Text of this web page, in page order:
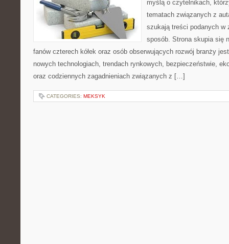
myślą o czytelnikach,
tematach związanych z
szukają treści podanych w
sposób. Strona skupia się
fanów czterech kółek oraz osób obserwujących rozwój branży
nowych technologiach, trendach rynkowych, bezpieczeństwie,
oraz codziennych zagadnieniach związanych z […]
CATEGORIES: MEKSYK